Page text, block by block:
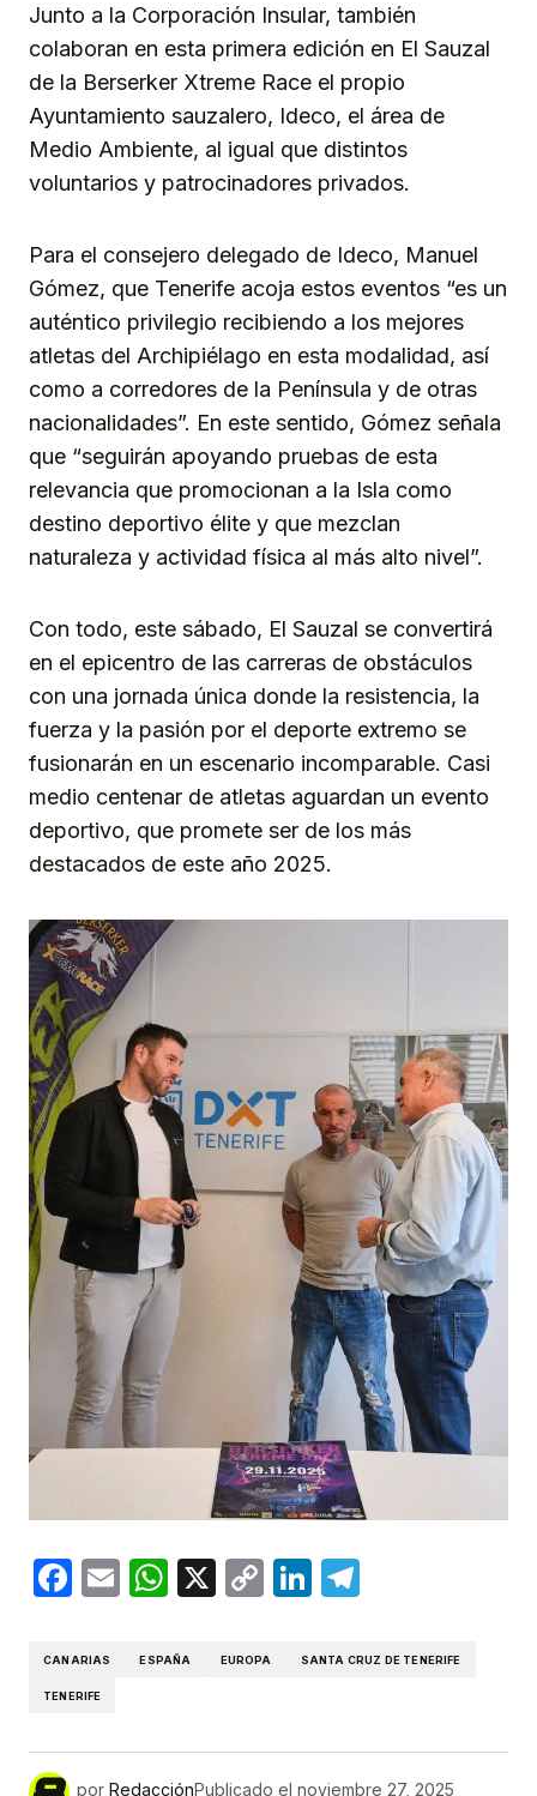
Junto a la Corporación Insular, también
colaboran en esta primera edición en El Sauzal
de la Berserker Xtreme Race el propio
Ayuntamiento sauzalero, Ideco, el área de
Medio Ambiente, al igual que distintos
voluntarios y patrocinadores privados.
Para el consejero delegado de Ideco, Manuel
Gómez, que Tenerife acoja estos eventos “es un
auténtico privilegio recibiendo a los mejores
atletas del Archipiélago en esta modalidad, así
como a corredores de la Península y de otras
nacionalidades”. En este sentido, Gómez señala
que “seguirán apoyando pruebas de esta
relevancia que promocionan a la Isla como
destino deportivo élite y que mezclan
naturaleza y actividad física al más alto nivel”.
Con todo, este sábado, El Sauzal se convertirá
en el epicentro de las carreras de obstáculos
con una jornada única donde la resistencia, la
fuerza y la pasión por el deporte extremo se
fusionarán en un escenario incomparable. Casi
medio centenar de atletas aguardan un evento
deportivo, que promete ser de los más
destacados de este año 2025.
Facebook
EmailWhatsApp
X
CopyLinkedIn
CANARIAS ESPAÑA EUROPA SANTA CRUZ DE TENERIFE
TENERIFE
por RedacciónPublicado el noviembre 27, 2025